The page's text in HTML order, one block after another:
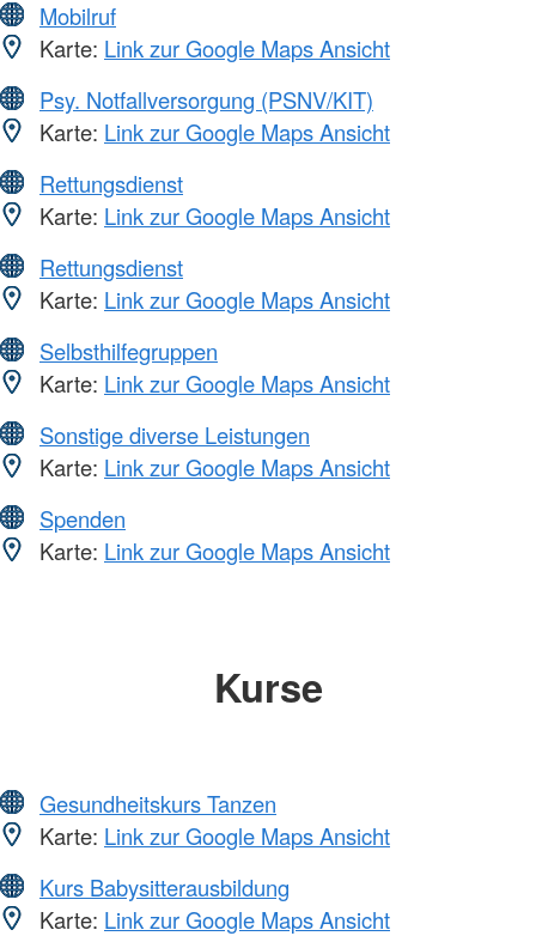
Mobilruf
Karte: Link zur Google Maps Ansicht
Psy. Notfallversorgung (PSNV/KIT)
Karte: Link zur Google Maps Ansicht
Rettungsdienst
Karte: Link zur Google Maps Ansicht
Rettungsdienst
Karte: Link zur Google Maps Ansicht
Selbsthilfegruppen
Karte: Link zur Google Maps Ansicht
Sonstige diverse Leistungen
Karte: Link zur Google Maps Ansicht
Spenden
Karte: Link zur Google Maps Ansicht
Kurse
Gesundheitskurs Tanzen
Karte: Link zur Google Maps Ansicht
Kurs Babysitterausbildung
Karte: Link zur Google Maps Ansicht